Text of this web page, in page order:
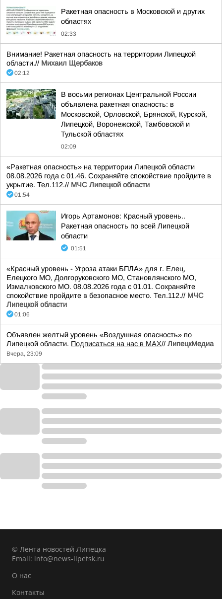
Ракетная опасность в Московской и других
областях
02:33
Внимание! Ракетная опасность на территории Липецкой
области.// Михаил Щербаков
02:12
В восьми регионах Центральной России
объявлена ракетная опасность: в
Московской, Орловской, Брянской, Курской,
Липецкой, Воронежской, Тамбовской и
Тульской областях
02:09
«Ракетная опасность» на территории Липецкой области
08.08.2026 года с 01.46. Сохраняйте спокойствие пройдите в
укрытие. Тел.112.// МЧС Липецкой области
01:54
Игорь Артамонов: Красный уровень..
Ракетная опасность по всей Липецкой
области
01:51
«Красный уровень - Угроза атаки БПЛА» для г. Елец,
Елецкого МО, Долгоруковского МО, Становлянского МО,
Измалковского МО. 08.08.2026 года с 01.01. Сохраняйте
спокойствие пройдите в безопасное место. Тел.112.// МЧС
Липецкой области
01:06
Объявлен желтый уровень «Воздушная опасность» по
Липецкой области. Подписаться на нас в МАХ// ЛипецкМедиа
Вчера, 23:09
© Лента новостей Липецка
Email: info@news-lipetsk.ru
О нас
Контакты